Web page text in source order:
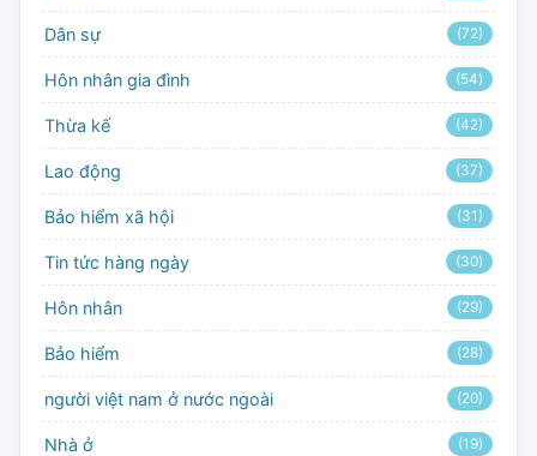
Dân sự (72)
Hôn nhân gia đình (54)
Thừa kế (42)
Lao động (37)
Bảo hiểm xã hội (31)
Tin tức hàng ngày (30)
Hôn nhân (29)
Bảo hiểm (28)
người việt nam ở nước ngoài (20)
Nhà ở (19)